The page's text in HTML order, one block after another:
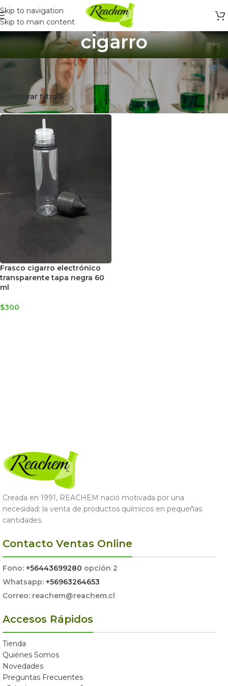
Skip to navigation
Skip to main content
cigarro
Inicio
Productos etiquetados “cigarro”
Mostrando el único resultado
Mostrar filtros
Frasco cigarro electrónico
transparente tapa negra 60
ml
$300
Creada en 1991, REACHEM nació motivada por una
necesidad: la venta de productos químicos en pequeñas
cantidades.
Contacto Ventas Online
Fono: +56443699280 opción 2
Whatsapp: +56963264653
Correo: reachem@reachem.cl
Accesos Rápidos
Tienda
Quiénes Somos
Novedades
Preguntas Frecuentes